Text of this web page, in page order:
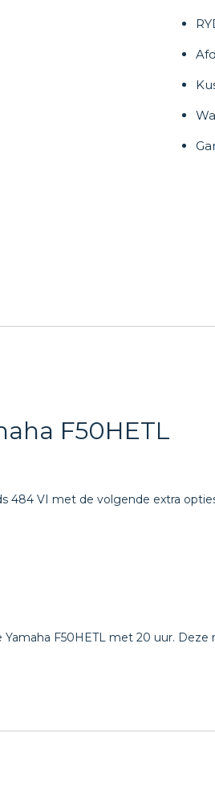
F50HETL
484 VI met de volgende extra
F50HETL met 20 uur. Deze